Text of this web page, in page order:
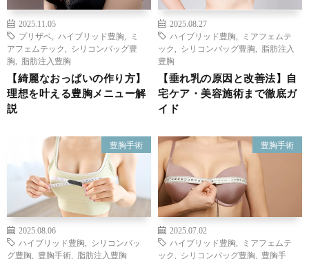
2025.11.05
プリザベ
ハイブリッド豊胸
ミ
アフェムテック
シリコンバッグ豊
胸
脂肪注入豊胸
【綺麗なおっぱいの作り方】
理想を叶える豊胸メニュー解
説
2025.08.27
ハイブリッド豊胸
ミアフェムテ
ック
シリコンバッグ豊胸
脂肪注入
豊胸
【垂れ乳の原因と改善法】自
宅ケア・美容施術まで徹底ガ
イド
豊胸手術
2025.08.06
ハイブリッド豊胸
シリコンバッ
グ豊胸
豊胸手術 脂肪注入豊胸
豊胸手術
2025.07.02
ハイブリッド豊胸
ミアフェムテ
ック
シリコンバッグ豊胸
豊胸手